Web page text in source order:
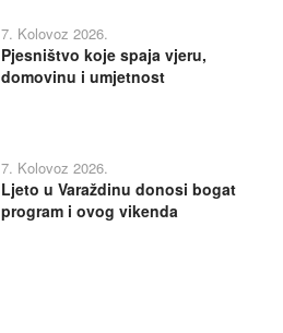
7. Kolovoz 2026.
Pjesništvo koje spaja vjeru,
domovinu i umjetnost
7. Kolovoz 2026.
Ljeto u Varaždinu donosi bogat
program i ovog vikenda